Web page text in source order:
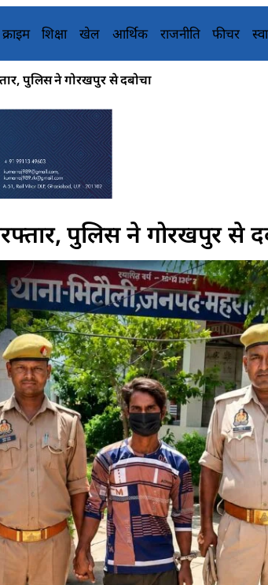
क्राइम शिक्षा खेल आर्थिक राजनीति फीचर
पुलिस ने गोरखपुर से दबोचा
पुलिस ने गोरखपुर से